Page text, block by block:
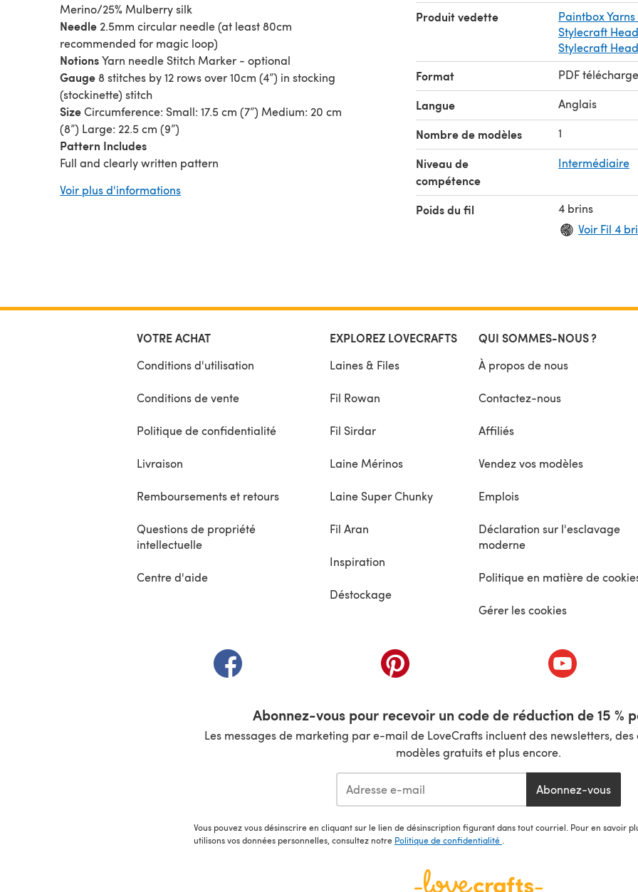
Merino/25% Mulberry silk
Needle 2.5mm circular needle (at least 80cm
recommended for magic loop)
NotionsYarn needle Stitch Marker - optional
Gauge 8 stitches by 12 rows over 10cm (4”) in stocking
(stockinette) stitch
SizeCircumference: Small: 17.5 cm (7”) Medium: 20 cm
(8”) Large: 22.5 cm (9”)
Pattern Includes
Full and clearly written pattern
Tutorial links
Voir plus d'informations
Produit vedette Paintbox Yarns
Stylecraft
Stylecraft
Format PDF
Langue Anglais
Nombre de modèles 1
Niveau de
compétence
Intermédiaire
Poids du fil
4 brins
Voir Fil 4
VOTRE ACHAT
Conditions d'utilisation
Conditions de vente
Politique de confidentialité
Livraison
Remboursements et retours
Questions de propriété
intellectuelle
Centre d'aide
EXPLOREZ LOVECRAFTS
Laines & Files
Fil Rowan
Fil Sirdar
Laine Mérinos
Laine Super Chunky
Fil Aran
Inspiration
Déstockage
QUI SOMMES-NOUS ?
À propos de nous
Contactez-nous
Affiliés
Vendez vos modèles
Emplois
Déclaration sur l'esclavage
moderne
Politique en matière de
Gérer les cookies
(s'ouvre dans un nouvel onglet) (s'ouvre dans un nouvel onglet) (s'ouvre dans
Abonnez-vous pour recevoir un code de réduction de 15 %
Les messages de marketing par e-mail de LoveCrafts incluent des newsletters,
modèles gratuits et plus encore.
Abonnez-vous
Vous pouvez vous désinscrire en cliquant sur le lien de désinscription figurant dans tout courriel. Pour en savoir
utilisons vos données personnelles, consultez notre Politique de confidentialité